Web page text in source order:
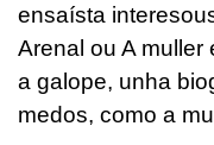
ensaísta
Arenal ou A muller
a galope, unha
medos, como a